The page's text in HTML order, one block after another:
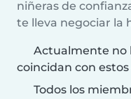
niñeras de
te lleva negociar la
Actualmente no
coincidan con
Todos los